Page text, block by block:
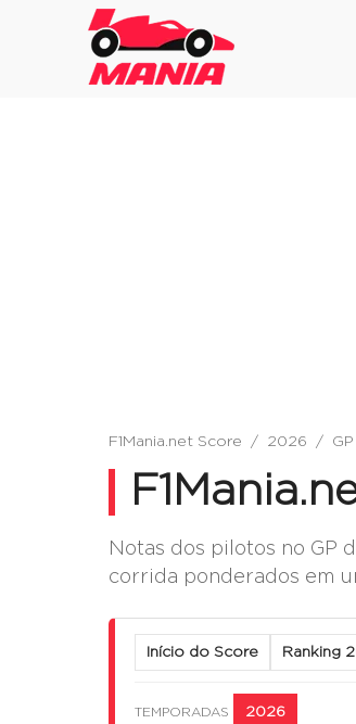
F1Mania.net Score / 2026 /
Notas dos pilotos no GP
corrida ponderados em
Início do Score Ranking
TEMPORADAS 2026